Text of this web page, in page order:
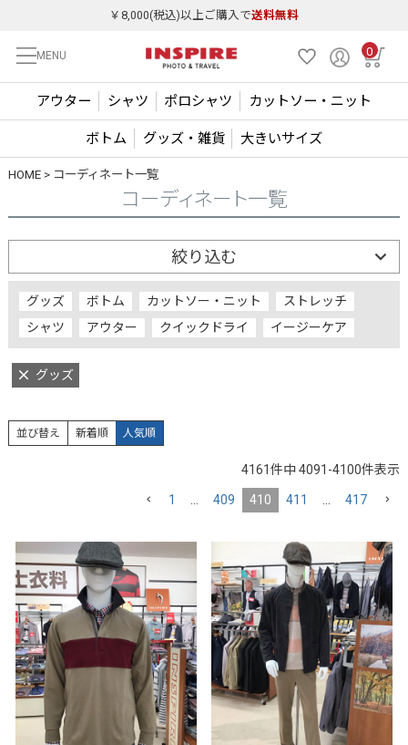
￥8,000(税込)以上ご購入で送料無料
MENU 0
アウター シャツ ポロシャツ カットソー・ニット
ボトム グッズ・雑貨 大きいサイズ
HOME コーディネート一覧
コーディネート一覧
絞り込む
グッズ ボトム カットソー・ニット
ストレッチ
シャツ
アウター クイックドライ イージーケア
グッズ
並び替え 新着順 人気順
4161件中4091 -4100件表示
1 409 410 411 417